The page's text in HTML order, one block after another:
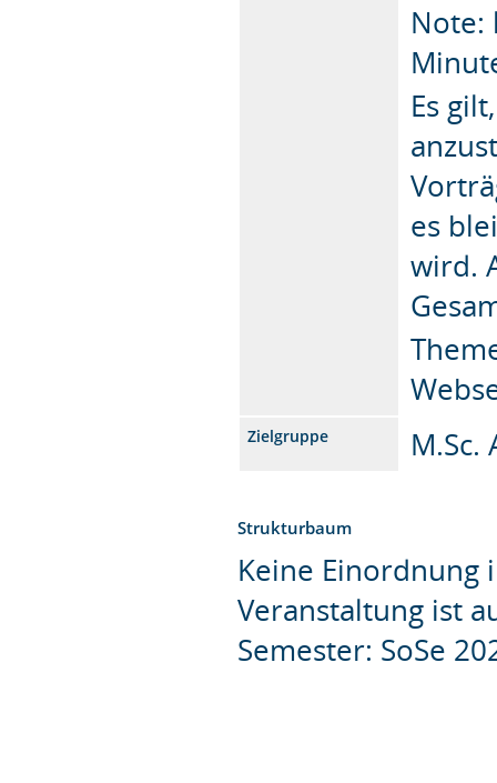
Note:
Es
es
wird.
Zielgruppe
Strukturbaum
Keine Einordnung
Veranstaltung ist
Semester: SoSe